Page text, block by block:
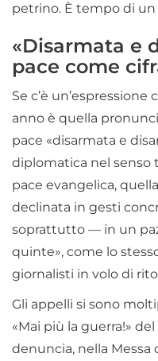
petrino. È tempo di un
«Disarmata e
pace come
Se c’è
anno è quella
pace «disarmata e
diplomatica nel senso
pace evangelica,
declinata in gesti
soprattutto — in un
quinte», come lo
giornalisti in volo di
Gli appelli si sono
«Mai più la guerra!»
denuncia, nella Messa